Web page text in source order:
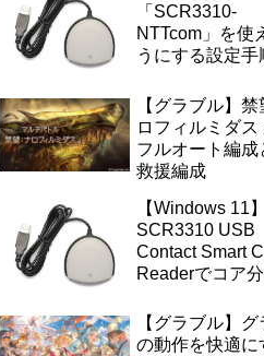
「SCR3310-
NTTcom」を使
うにする設定手
応】
【グラブル】
ロフィルミダス
フルオート編成
救援編成
【Windows 11】
SCR3310 USB
Contact Smart
Readerでコア
【グラブル】
の動作を快適に